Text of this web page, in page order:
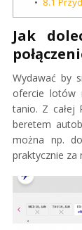
Jak
Wydawać by
ofercie lotów
tanio. Z całej
beretem
można np.
praktycznie za